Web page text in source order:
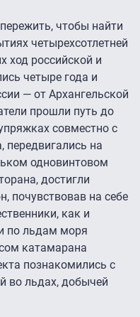
чтобы найти
четырехсотлетней
ход российской и
четыре года и
— от Архангельской
прошли путь до
совместно с
на
одновинтовом
достигли
почувствовав на себе
как и
по льдам моря
катамарана
познакомились с
во льдах, добычей